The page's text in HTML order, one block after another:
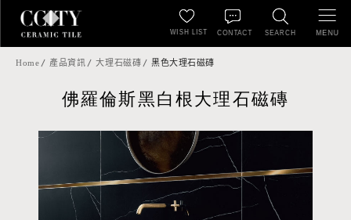
SEARCH
WISH LIST CONTACT MENU
Home 產品資訊 大理石磁磚 黑色大理石磁磚
佛羅倫斯黑白根大理石磁磚